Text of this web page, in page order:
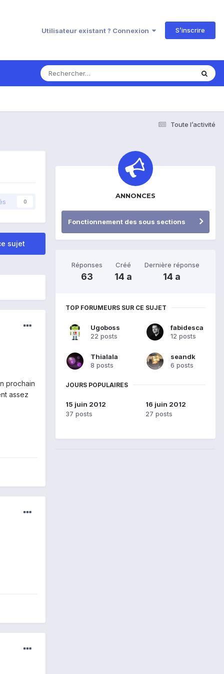
Utilisateur existant ? Connexion S’inscrire
Toute l’activité
0
sujet
prochain
assez
ANNONCES
Fonctionnement des sous sections
Réponses
63
Créé
14 a
Dernière réponse
14 a
TOP FORUMEURS SUR CE SUJET
Ugoboss
22 posts
fabidesca
12 posts
Thialala
8 posts
seandk
6 posts
JOURS POPULAIRES
15 juin 2012
37 posts
16 juin 2012
27 posts